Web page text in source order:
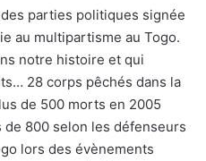
parties politiques signée
au multipartisme au Togo.
notre histoire et qui
28 corps pêchés dans la
de 500 morts en 2005
800 selon les défenseurs
lors des évènements